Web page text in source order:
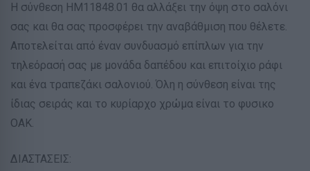
Η σύνθεση ΗΜ11848.01 θα αλλάξει την όψη στο σαλόνι
σας και θα σας προσφέρει την αναβάθμιση που θέλετε.
Αποτελείται από έναν συνδυασμό επίπλων για την
τηλεόρασή σας με μονάδα δαπέδου και επιτοίχιο ράφι
και ένα τραπεζάκι σαλονιού. Όλη η σύνθεση είναι της
ίδιας σειράς και το κυρίαρχο χρώμα είναι το φυσικο
ΟΑΚ.
ΔΙΑΣΤΑΣΕΙΣ: